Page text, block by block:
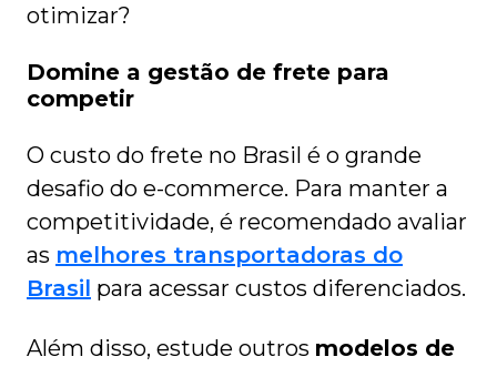
otimizar?
Domine a gestão de frete para
competir
O custo do frete no Brasil é o grande
desafio do e-commerce. Para manter a
competitividade, é recomendado avaliar
as melhores transportadoras do
Brasil para acessar custos diferenciados.
Além disso, estude outros modelos de